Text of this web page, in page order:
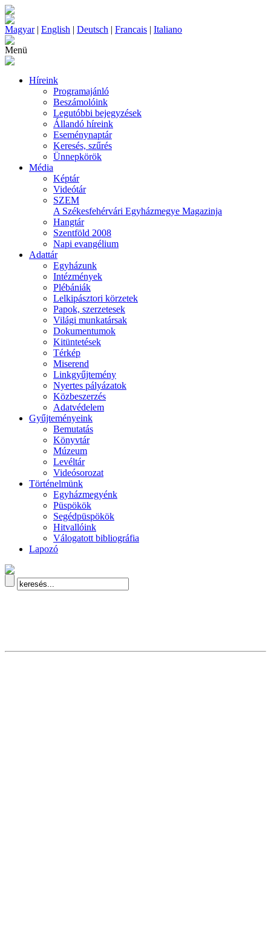
Magyar| English | Deutsch | Francais | Italiano
Menü
Híreink
Programajánló
Beszámolóink
Legutóbbi bejegyzések
Állandó híreink
Eseménynaptár
Keresés, szűrés
Ünnepkörök
Média
Képtár
Videótár
SZEM
A Székesfehérvári Egyházmegye Magazinja
Hangtár
Szentföld 2008
Napi evangélium
Adattár
Egyházunk
Intézmények
Plébániák
Lelkipásztori körzetek
Papok, szerzetesek
Világi munkatársak
Dokumentumok
Kitüntetések
Térkép
Miserend
Linkgyűjtemény
Nyertes pályázatok
Közbeszerzés
Adatvédelem
Gyűjteményeink
Bemutatás
Könyvtár
Múzeum
Levéltár
Videósorozat
Történelmünk
Egyházmegyénk
Püspökök
Segédpüspökök
Hitvallóink
Válogatott bibliográfia
Lapozó